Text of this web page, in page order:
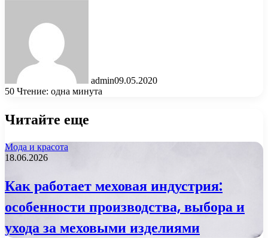
admin09.05.2020
50 Чтение: одна минута
Читайте еще
Мода и красота
18.06.2026
Как работает меховая индустрия:
особенности производства, выбора и
ухода за меховыми изделиями